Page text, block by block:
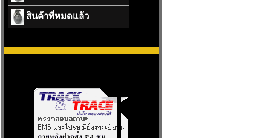
สินค้าที่หมดแล้ว